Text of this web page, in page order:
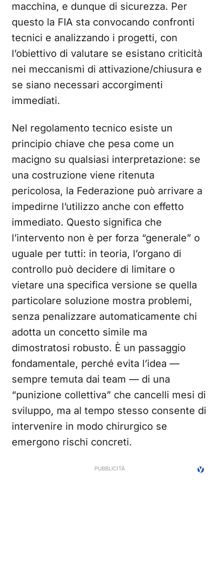
macchina, e dunque di sicurezza. Per
questo la FIA sta convocando confronti
tecnici e analizzando i progetti, con
l’obiettivo di valutare se esistano criticità
nei meccanismi di attivazione/chiusura e
se siano necessari accorgimenti
immediati.
Nel regolamento tecnico esiste un
principio chiave che pesa come un
macigno su qualsiasi interpretazione: se
una costruzione viene ritenuta
pericolosa, la Federazione può arrivare a
impedirne l’utilizzo anche con effetto
immediato. Questo significa che
l’intervento non è per forza “generale” o
uguale per tutti: in teoria, l’organo di
controllo può decidere di limitare o
vietare una specifica versione se quella
particolare soluzione mostra problemi,
senza penalizzare automaticamente chi
adotta un concetto simile ma
dimostratosi robusto. È un passaggio
fondamentale, perché evita l’idea —
sempre temuta dai team — di una
“punizione collettiva” che cancelli mesi di
sviluppo, ma al tempo stesso consente di
intervenire in modo chirurgico se
emergono rischi concreti.